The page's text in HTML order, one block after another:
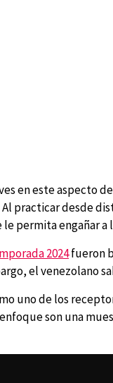
en este aspecto
practicar desde
permita engañar
2024fueron
el venezolano
uno de los
son una